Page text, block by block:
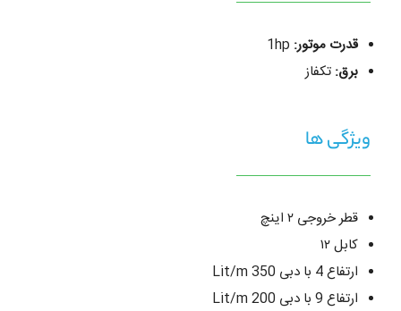
قدرت موتور:
برق: تکفاز
ویژگی ها
قطر خروجی ۲ اینچ
کابل ۱۲
ارتفاع 4 با دبی 350 Lit/m
ارتفاع 9 با دبی 200 Lit/m